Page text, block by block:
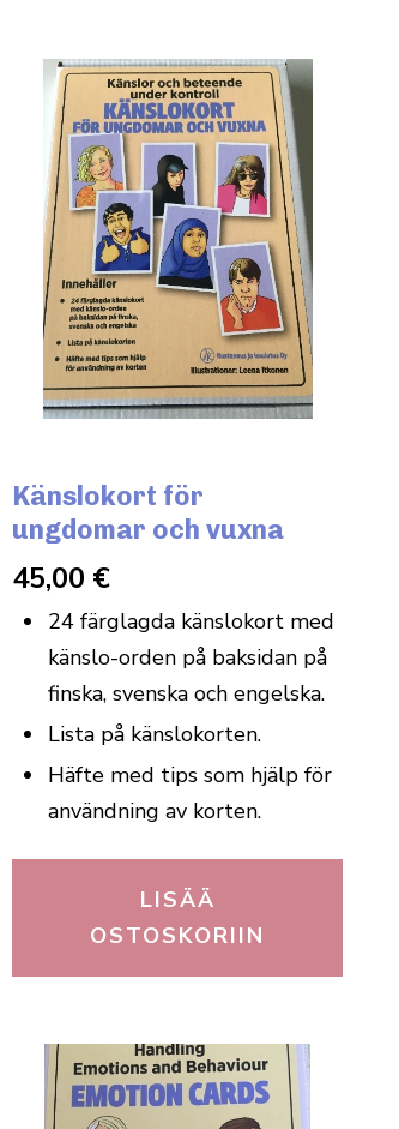
Känslokort för
ungdomar och vuxna
45,00 €
24 färglagda känslokort med
känslo-orden på baksidan på
finska, svenska och engelska.
Lista på känslokorten.
Häfte med tips som hjälp för
användning av korten.
LISÄÄ
OSTOSKORIIN